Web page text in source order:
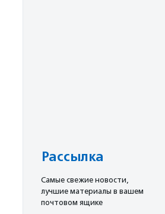
Рассылка
Cамые свежие новости,
лучшие материалы в вашем
почтовом ящике